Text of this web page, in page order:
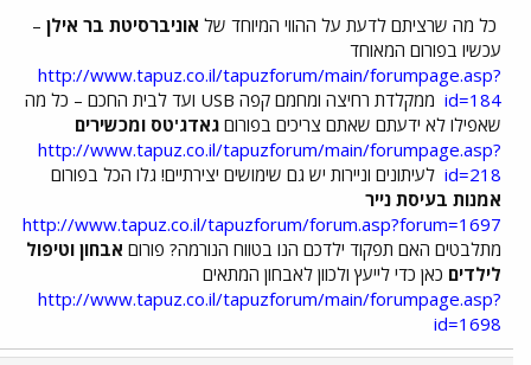
כל מה שרציתם לדעת על ההווי המיוחד של אוניברסיטת בר אילן –
עכשיו בפורום המאוחד
http://www.tapuz.co.il/tapuzforum/main/forumpage.asp?
id=184
ממקלדת רחיצה ומחמם קפה USB ועד לבית החכם – כל מה
שאפילו לא ידעתם שאתם צריכים בפורום גאדג'טס ומכשירים
http://www.tapuz.co.il/tapuzforum/main/forumpage.asp?
id=218 לעיתונים וניירות יש גם שימושים יצירתיים! גלו הכל בפורום
אמנות בעיסת נייר
http://www.tapuz.co.il/tapuzforum/forum.asp?forum=1697
מתלבטים האם תפקוד ילדכם הנו בטווח הנורמה? פורום אבחון וטיפול
לילדים כאן כדי לייעץ ולכוון לאבחון המתאים
http://www.tapuz.co.il/tapuzforum/main/forumpage.asp?
id=1698